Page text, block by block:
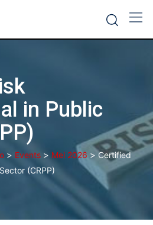
in Public
> Events > Mei 2026> Certified
(CRPP)